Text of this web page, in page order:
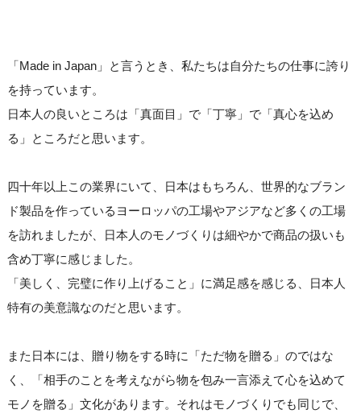
「Made in Japan」と言うとき、私たちは自分たちの仕事に誇り
を持っています。
日本人の良いところは「真面目」で「丁寧」で「真心を込め
る」ところだと思います。
四十年以上この業界にいて、日本はもちろん、世界的なブラン
ド製品を作っているヨーロッパの工場やアジアなど多くの工場
を訪れましたが、日本人のモノづくりは細やかで商品の扱いも
含め丁寧に感じました。
「美しく、完璧に作り上げること」に満足感を感じる、日本人
特有の美意識なのだと思います。
また日本には、贈り物をする時に「ただ物を贈る」のではな
く、「相手のことを考えながら物を包み一言添えて心を込めて
モノを贈る」文化があります。それはモノづくりでも同じで、